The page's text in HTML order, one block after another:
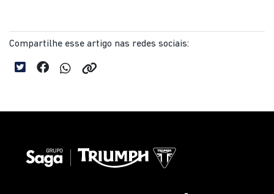
Compartilhe esse artigo nas redes sociais: